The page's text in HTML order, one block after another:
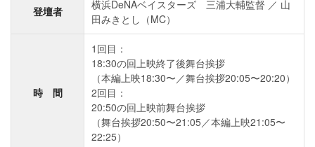
登壇者
横浜DeNAベイスターズ 三浦大輔監督 ／ 山
田みきとし（MC）
時 間
1回目：
18:30の回上映終了後舞台挨拶
（本編上映18:30〜／舞台挨拶20:05〜20:20）
2回目：
20:50の回上映前舞台挨拶
（舞台挨拶20:50〜21:05／本編上映21:05〜
22:25）